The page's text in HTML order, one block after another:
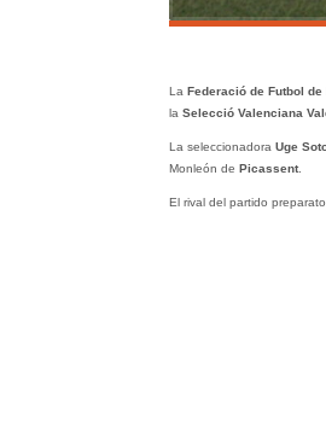
La Federació de Futbol
la Selecció Valenciana
La seleccionadora Uge
Monleón de Picassent.
El rival del partido